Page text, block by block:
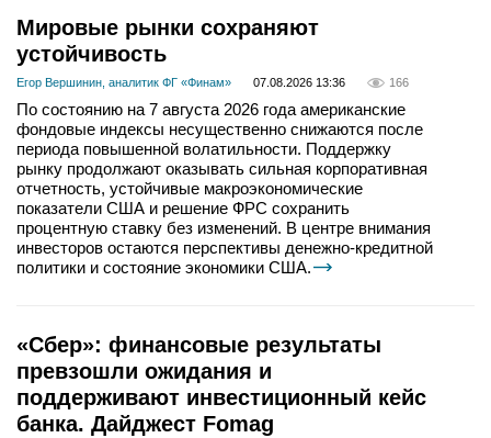
Мировые рынки сохраняют
устойчивость
Егор Вершинин, аналитик ФГ «Финам» 07.08.2026 13:36 166
По состоянию на 7 августа 2026 года американские
фондовые индексы несущественно снижаются после
периода повышенной волатильности. Поддержку
рынку продолжают оказывать сильная корпоративная
отчетность, устойчивые макроэкономические
показатели США и решение ФРС сохранить
процентную ставку без изменений. В центре внимания
инвесторов остаются перспективы денежно-кредитной
политики и состояние экономики США.
«Сбер»: финансовые результаты
превзошли ожидания и
поддерживают инвестиционный кейс
банка. Дайджест Fomag